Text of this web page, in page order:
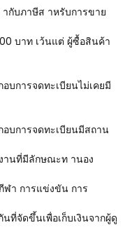
ากับภาษีส าหรับการขาย
บาท เว้นแต่ ผู้ซื้อสินค้า
บการจดทะเบียนไม่เคยมี
อบการจดทะเบียนมีสถาน
านที่มีลักษณะท านอง
ฬา การแข่งขัน การ
ที่จัดขึ้นเพื่อเก็บเงินจากผู้ดู